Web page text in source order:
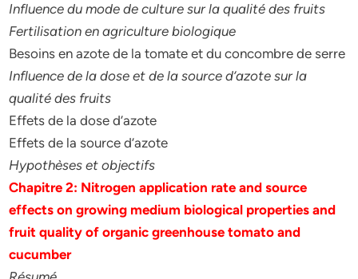
Influence du mode de culture sur la qualité des fruits
Fertilisation en agriculture biologique
Besoins en azote de la tomate et du concombre de serre
Influence de la dose et de la source d’azote sur la
qualité des fruits
Effets de la dose d’azote
Effets de la source d’azote
Hypothèses et objectifs
Chapitre 2: Nitrogen application rate and source
effects on growing medium biological properties and
fruit quality of organic greenhouse tomato and
cucumber